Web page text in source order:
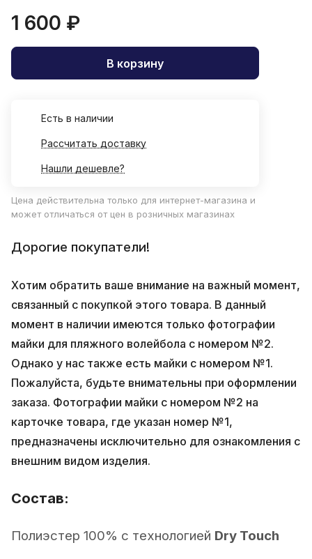
1 600 ₽
В корзину
Есть в наличии
Рассчитать доставку
Нашли дешевле?
Цена действительна только для интернет-магазина и
может отличаться от цен в розничных магазинах
Дорогие покупатели!
Хотим обратить ваше внимание на важный момент,
связанный с покупкой этого товара. В данный
момент в наличии имеются только фотографии
майки для пляжного волейбола с номером №2.
Однако у нас также есть майки с номером №1.
Пожалуйста, будьте внимательны при оформлении
заказа. Фотографии майки с номером №2 на
карточке товара, где указан номер №1,
предназначены исключительно для ознакомления с
внешним видом изделия.
Состав:
Полиэстер 100% с технологией Dry Touch